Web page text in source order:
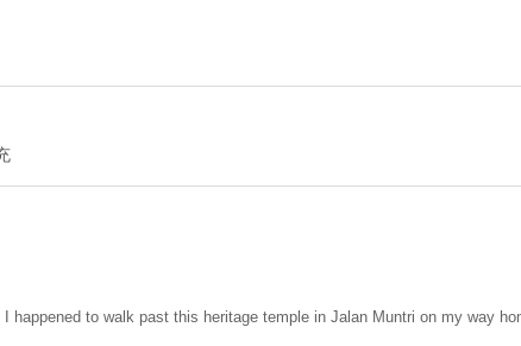
I happened to walk past this heritage temple in Jalan Muntri on my way